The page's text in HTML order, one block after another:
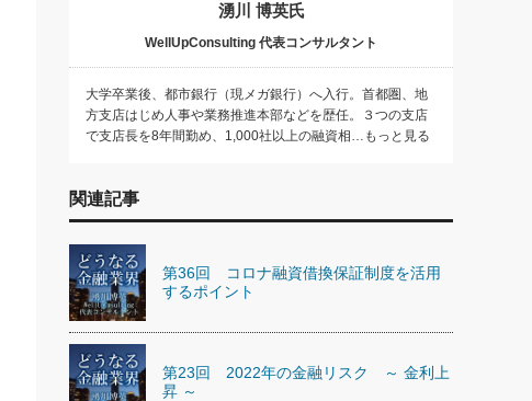
湧川 博英氏
WellUpConsulting 代表コンサルタント
大学卒業後、都市銀行（現メガ銀行）へ入行。首都圏、地
方支店はじめ人事や業務推進本部などを歴任。３つの支店
で支店長を8年間勤め、1,000社以上の融資相…もっと見る
関連記事
第36回 コロナ融資借換保証制度を活用
するポイント
第23回 2022年の金融リスク ～ 金利上
昇 ～